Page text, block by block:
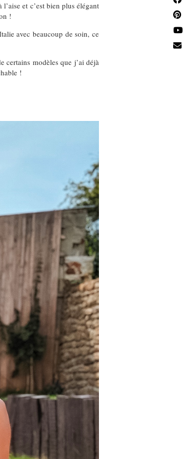
et c’est bien plus élégant
!
avec beaucoup de soin, ce
certains modèles que j’ai déjà
!